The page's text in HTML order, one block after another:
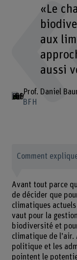
«Le
aux
aussi
Prof. Daniel
BFH
Comment
Avant tout parce
de décider que
climatiques
vaut pour la
biodiversité et
climatique de
politique et les
pointent le